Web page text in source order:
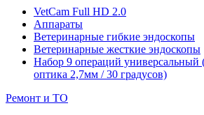
VetCam Full HD 2.0
Аппараты
Ветеринарные гибкие эндоскопы
Ветеринарные жесткие эндоскопы
Набор 9 операций универсальный
оптика 2,7мм / 30 градусов)
Ремонт и ТО